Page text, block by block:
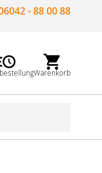
- 88 00 88
Warenkorb